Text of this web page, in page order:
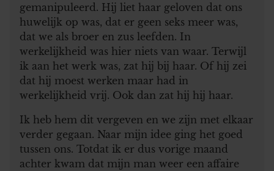
gemanipuleerd. Hij liet haar geloven dat ons
huwelijk op was, dat er geen seks meer was,
dat we als broer en zus leefden. In
werkelijkheid was hier niets van waar. Terwijl
ik aan het werk was, zat hij bij haar. Of hij zei
dat hij moest werken maar had in
werkelijkheid vrij. Ook dan zat hij hij haar.
Ik heb hem dit vergeven en we zijn met elkaar
verder gegaan. Naar mijn idee ging het goed
tussen ons. Totdat ik er dus vorige maand
achter kwam dat mijn man weer een affaire